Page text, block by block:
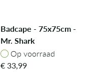
Badcape - 75x75cm -
Mr. Shark
Op voorraad
Op voorraad
€33,99